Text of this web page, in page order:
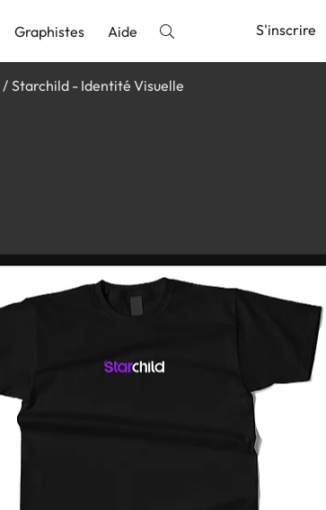
Graphistes Aide S'inscrire
Starchild - Identité Visuelle